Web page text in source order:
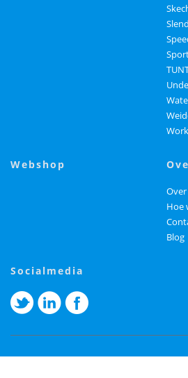
webshop
Hoe
Blog
socialmedia